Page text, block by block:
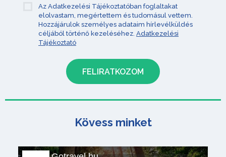
Az Adatkezelési Tájékoztatóban foglaltakat
elolvastam, megértettem és tudomásul vettem.
Hozzájárulok személyes adataim hírlevélküldés
céljából történő kezeléséhez. Adatkezelési
Tájékoztató
Kövess minket